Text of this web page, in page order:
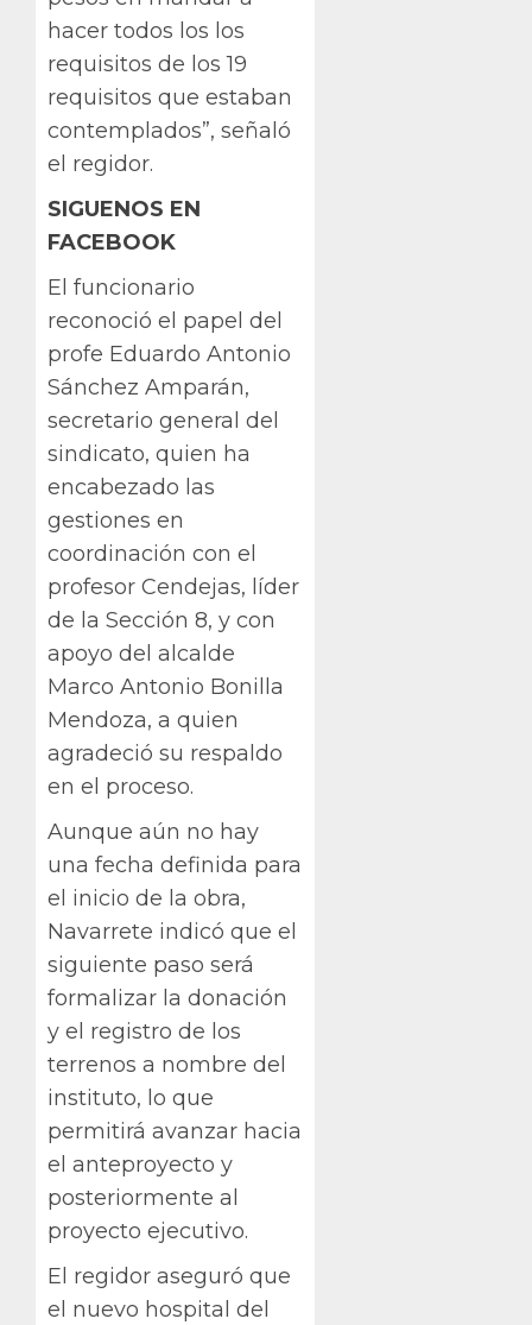
hacer todos los los
requisitos de los 19
requisitos que estaban
contemplados”, señaló
el regidor.
SIGUENOS EN
FACEBOOK
El funcionario
reconoció el papel del
profe Eduardo Antonio
Sánchez Amparán,
secretario general del
sindicato, quien ha
encabezado las
gestiones en
coordinación con el
profesor Cendejas, líder
de la Sección 8, y con
apoyo del alcalde
Marco Antonio Bonilla
Mendoza, a quien
agradeció su respaldo
en el proceso.
Aunque aún no hay
una fecha definida para
el inicio de la obra,
Navarrete indicó que el
siguiente paso será
formalizar la donación
y el registro de los
terrenos a nombre del
instituto, lo que
permitirá avanzar hacia
el anteproyecto y
posteriormente al
proyecto ejecutivo.
El regidor aseguró que
el nuevo hospital del